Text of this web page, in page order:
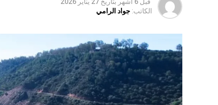
الكاتب: جواد الرامي